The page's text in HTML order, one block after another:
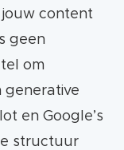
content
geen
om
generative
en Google’s
structuur